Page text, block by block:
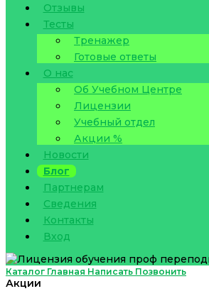
Отзывы
Тесты
Тренажер
Готовые ответы
О нас
Об Учебном Центре
Лицензии
Учебный отдел
Акции %
Новости
Блог
Партнерам
Сведения
Контакты
Вход
Каталог Главная Написать Позвонить
Акции